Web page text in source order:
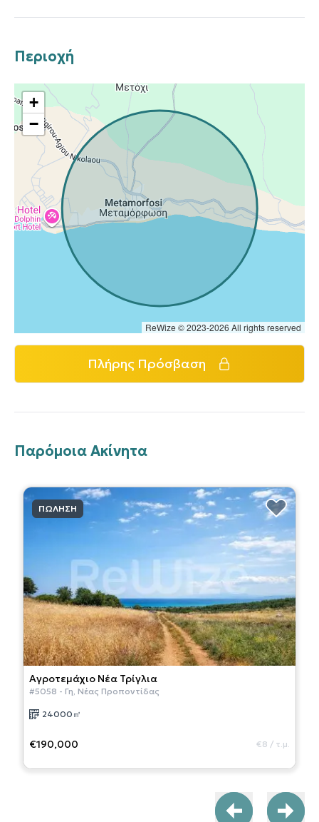
Περιοχή
+
−
ReWize © 2023-2026 All rights reserved
Πλήρης Πρόσβαση
Παρόμοια Ακίνητα
ΠΏΛΗΣΗ
Αγροτεμάχιο Νέα Τρίγλια
#5058 - Γη, Νέας Προποντίδας
24000 ㎡
€190,000 €8 / τ.μ.